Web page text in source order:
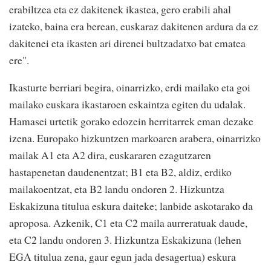
erabiltzea eta ez dakitenek ikastea, gero erabili ahal
izateko, baina era berean, euskaraz dakitenen ardura da ez
dakitenei eta ikasten ari direnei bultzadatxo bat ematea
ere".
Ikasturte berriari begira, oinarrizko, erdi mailako eta goi
mailako euskara ikastaroen eskaintza egiten du udalak.
Hamasei urtetik gorako edozein herritarrek eman dezake
izena. Europako hizkuntzen markoaren arabera, oinarrizko
mailak A1 eta A2 dira, euskararen ezagutzaren
hastapenetan daudenentzat; B1 eta B2, aldiz, erdiko
mailakoentzat, eta B2 landu ondoren 2. Hizkuntza
Eskakizuna titulua eskura daiteke; lanbide askotarako da
aproposa. Azkenik, C1 eta C2 maila aurreratuak daude,
eta C2 landu ondoren 3. Hizkuntza Eskakizuna (lehen
EGA titulua zena, gaur egun jada desagertua) eskura